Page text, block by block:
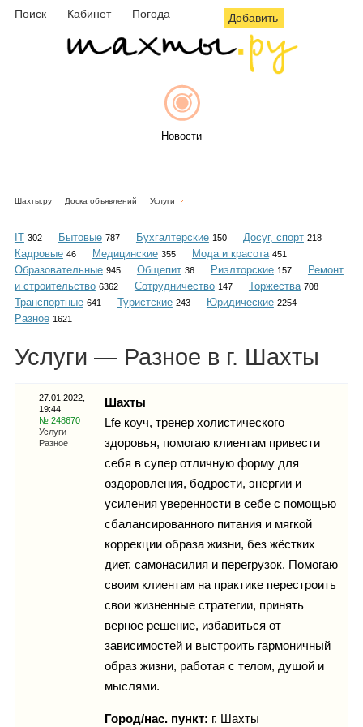
Поиск Кабинет Погода Добавить
Новости
Объявления
Каталог
Инфо
Гороскоп
Карты
Шахты.ру Доска объявлений Услуги
IT 302 Бытовые 787 Бухгалтерские 150 Досуг, спорт 218
Кадровые 46 Медицинские 355 Мода и красота 451
Образовательные 945 Общепит 36 Риэлторские 157
Ремонт
и строительство 6362 Сотрудничество 147 Торжества 708
Транспортные 641 Туристские 243 Юридические 2254
Разное 1621
Услуги — Разное в г. Шахты
27.01.2022,
19:44
№ 248670
Услуги —
Разное
Шахты
Lfe коуч, тренер холистического
здоровья, помогаю клиентам привести
себя в супер отличную форму для
оздоровления, бодрости, энергии и
усиления уверенности в себе с помощью
сбалансированного питания и мягкой
коррекции образа жизни, без жёстких
диет, самонасилия и перегрузок. Помогаю
своим клиентам на практике перестроить
свои жизненные стратегии, принять
верное решение, избавиться от
зависимостей и выстроить гармоничный
образ жизни, работая с телом, душой и
мыслями.
Город/нас. пункт: г. Шахты